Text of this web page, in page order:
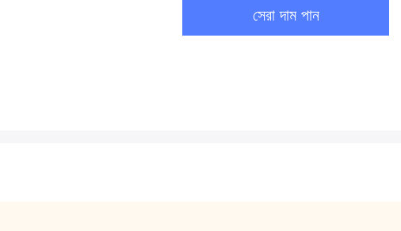
সেরা দাম পান